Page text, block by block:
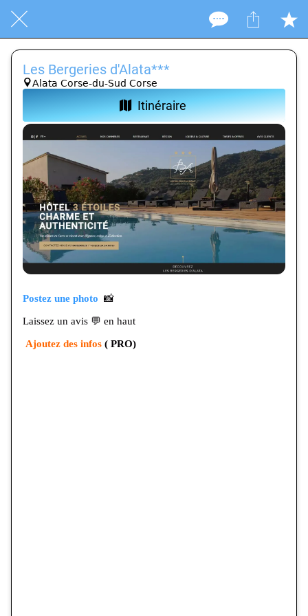
Les Bergeries d'Alata***
Alata Corse-du-Sud Corse
Itinéraire
Postez une photo 📸
Laissez un avis 💬 en haut
Ajoutez des infos ( PRO)